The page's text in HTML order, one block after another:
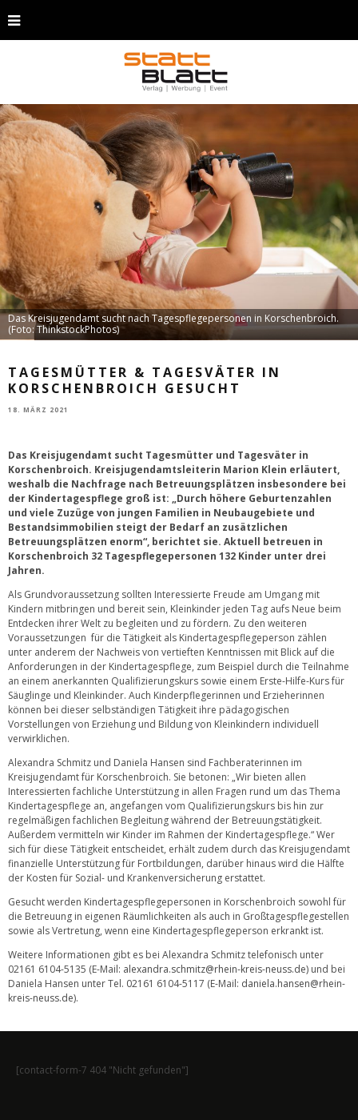
Das Kreisjugendamt sucht nach Tagespflegepersonen in Korschenbroich.
(Foto: ThinkstockPhotos)
TAGESMÜTTER & TAGESVÄTER IN
KORSCHENBROICH GESUCHT
18. MÄRZ 2021
Das Kreisjugendamt sucht Tagesmütter und Tagesväter in
Korschenbroich. Kreisjugendamtsleiterin Marion Klein erläutert,
weshalb die Nachfrage nach Betreuungsplätzen insbesondere bei
der Kindertagespflege groß ist: „Durch höhere Geburtenzahlen
und viele Zuzüge von jungen Familien in Neubaugebiete und
Bestandsimmobilien steigt der Bedarf an zusätzlichen
Betreuungsplätzen enorm“, berichtet sie. Aktuell betreuen in
Korschenbroich 32 Tagespflegepersonen 132 Kinder unter drei
Jahren.
Als Grundvoraussetzung sollten Interessierte Freude am Umgang mit
Kindern mitbringen und bereit sein, Kleinkinder jeden Tag aufs Neue beim
Entdecken ihrer Welt zu begleiten und zu fördern. Zu den weiteren
Voraussetzungen für die Tätigkeit als Kindertagespflegeperson zählen
unter anderem der Nachweis von vertieften Kenntnissen mit Blick auf die
Anforderungen in der Kindertagespflege, zum Beispiel durch die Teilnahme
an einem anerkannten Qualifizierungskurs sowie einem Erste-Hilfe-Kurs für
Säuglinge und Kleinkinder. Auch Kinderpflegerinnen und Erzieherinnen
können bei dieser selbständigen Tätigkeit ihre pädagogischen
Vorstellungen von Erziehung und Bildung von Kleinkindern individuell
verwirklichen.
Alexandra Schmitz und Daniela Hansen sind Fachberaterinnen im
Kreisjugendamt für Korschenbroich. Sie betonen: „Wir bieten allen
Interessierten fachliche Unterstützung in allen Fragen rund um das Thema
Kindertagespflege an, angefangen vom Qualifizierungskurs bis hin zur
regelmäßigen fachlichen Begleitung während der Betreuungstätigkeit.
Außerdem vermitteln wir Kinder im Rahmen der Kindertagespflege.“ Wer
sich für diese Tätigkeit entscheidet, erhält zudem durch das Kreisjugendamt
finanzielle Unterstützung für Fortbildungen, darüber hinaus wird die Hälfte
der Kosten für Sozial- und Krankenversicherung erstattet.
Gesucht werden Kindertagespflegepersonen in Korschenbroich sowohl für
die Betreuung in eigenen Räumlichkeiten als auch in Großtagespflegestellen
sowie als Vertretung, wenn eine Kindertagespflegeperson erkrankt ist.
Weitere Informationen gibt es bei Alexandra Schmitz telefonisch unter
02161 6104-5135 (E-Mail: alexandra.schmitz@rhein-kreis-neuss.de) und bei
Daniela Hansen unter Tel. 02161 6104-5117 (E-Mail: daniela.hansen@rhein-
kreis-neuss.de).
[contact-form-7 404 "Nicht gefunden"]